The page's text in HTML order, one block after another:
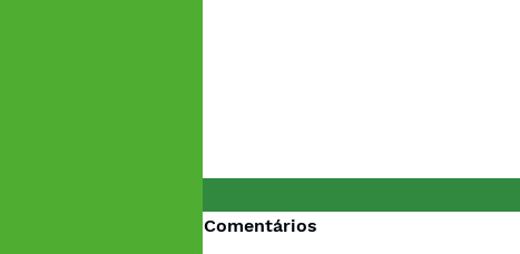
Comentários